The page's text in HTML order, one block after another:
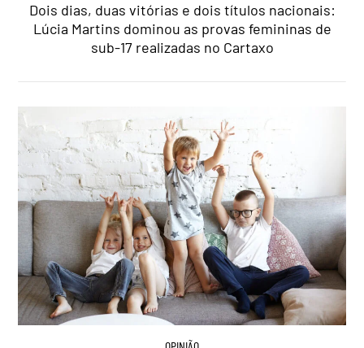
Dois dias, duas vitórias e dois títulos nacionais:
Lúcia Martins dominou as provas femininas de
sub-17 realizadas no Cartaxo